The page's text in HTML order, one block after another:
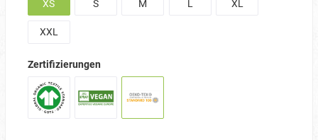
XS
S M L XL
XXL
Zertifizierungen